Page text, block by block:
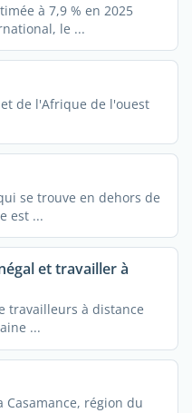
à 7,9 % en 2025
le ...
de l'Afrique de l'ouest
se trouve en dehors de
est ...
et travailler à
travailleurs à distance
...
région du